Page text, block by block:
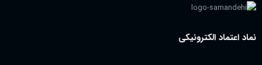
نماد اعتماد الکترونیکی